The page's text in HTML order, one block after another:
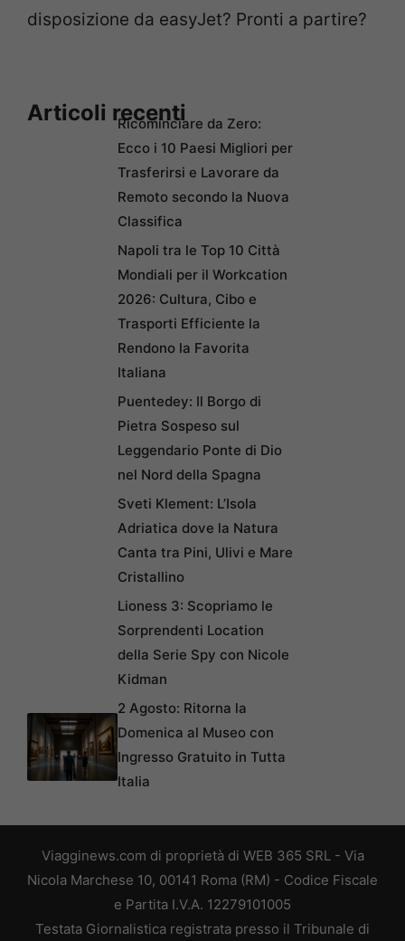
disposizione da easyJet? Pronti a partire?
Articoli recentiRicominciare da Zero:
Ecco i 10 Paesi Migliori per
Trasferirsi e Lavorare da
Remoto secondo la Nuova
Classifica
Napoli tra le Top 10 Città
Mondiali per il Workcation
2026: Cultura, Cibo e
Trasporti Efficiente la
Rendono la Favorita
Italiana
Puentedey: Il Borgo di
Pietra Sospeso sul
Leggendario Ponte di Dio
nel Nord della Spagna
Sveti Klement: L’Isola
Adriatica dove la Natura
Canta tra Pini, Ulivi e Mare
Cristallino
Lioness 3: Scopriamo le
Sorprendenti Location
della Serie Spy con Nicole
Kidman
2 Agosto: Ritorna la
Domenica al Museo con
Ingresso Gratuito in Tutta
Italia
Viagginews.com di proprietà di WEB 365 SRL - Via
Nicola Marchese 10, 00141 Roma (RM) - Codice Fiscale
e Partita I.V.A. 12279101005
Testata Giornalistica registrata presso il Tribunale di